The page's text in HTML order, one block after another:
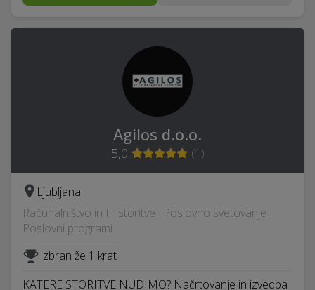
Agilos d.o.o.
5,0 (1 )
Ljubljana
Računalništvo in IT storitve · Poslovno svetovanje ·
Poslovni programi
Izbran že 1 krat
KATERE STORITVE NUDIMO? Načrtovanje in izvedba